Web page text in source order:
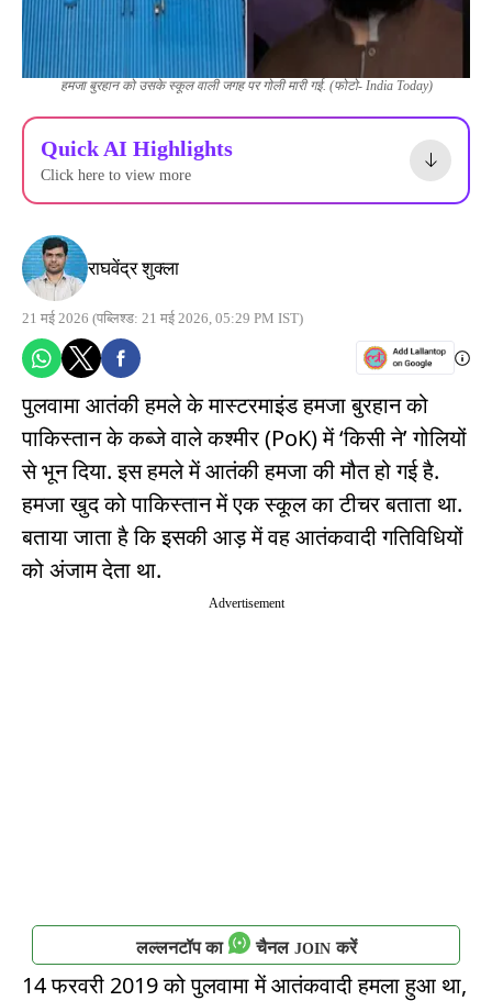
हमजा बुरहान को उसके स्कूल वाली जगह पर गोली मारी गई. (फोटो- India Today)
Quick AI Highlights
Click here to view more
राघवेंद्र शुक्ला
21 मई 2026 (पब्लिश्ड: 21 मई 2026, 05:29 PM IST)
पुलवामा आतंकी हमले के मास्टरमाइंड हमजा बुरहान को
पाकिस्तान के कब्जे वाले कश्मीर (PoK) में ‘किसी ने’ गोलियों
से भून दिया. इस हमले में आतंकी हमजा की मौत हो गई है.
हमजा खुद को पाकिस्तान में एक स्कूल का टीचर बताता था.
बताया जाता है कि इसकी आड़ में वह आतंकवादी गतिविधियों
को अंजाम देता था.
Advertisement
लल्लनटॉप का चैनल JOIN करें
14 फरवरी 2019 को पुलवामा में आतंकवादी हमला हुआ था,